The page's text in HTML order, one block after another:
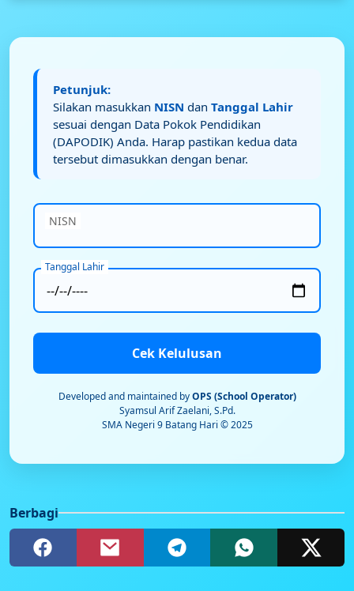
Petunjuk:
Silakan masukkan NISN dan Tanggal Lahir
sesuai dengan Data Pokok Pendidikan
(DAPODIK) Anda. Harap pastikan kedua data
tersebut dimasukkan dengan benar.
NISN
Tanggal Lahir
Cek Kelulusan
Developed and maintained byOPS (School Operator)
Syamsul Arif Zaelani, S.Pd.
SMA Negeri 9 Batang Hari © 2025
Berbagi